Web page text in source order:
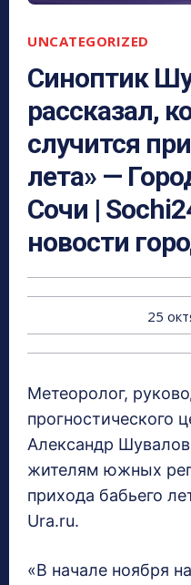
UNCATEGORIZED
Синоптик
рассказал,
случится
лета» —
Сочи |
новости
25
Метеоролог,
прогностического
Александр Шувалов
жителям южных
прихода бабьего
Ura.ru.
«В начале ноября